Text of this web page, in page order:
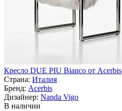
Кресло DUE PIU Bianco от Acerbis
Страна: Италия
Бренд: Acerbis
Дизайнер: Nanda Vigo
В наличии